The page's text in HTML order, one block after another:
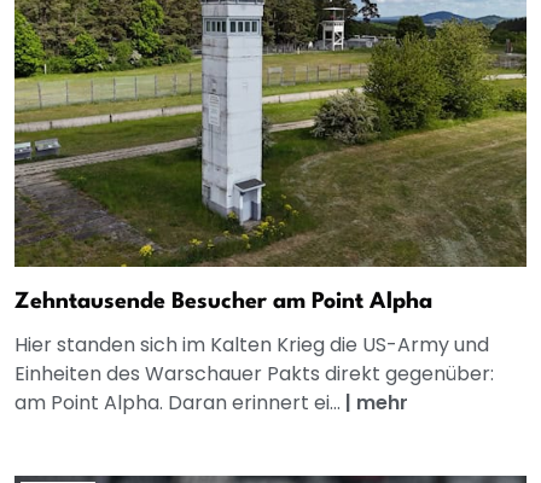
Zehntausende Besucher am Point Alpha
Hier standen sich im Kalten Krieg die US-Army und
Einheiten des Warschauer Pakts direkt gegenüber:
am Point Alpha. Daran erinnert ei... | mehr